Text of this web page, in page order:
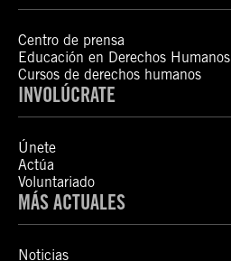
Centro de prensa
Educación en Derechos Humanos
Cursos de derechos humanos
INVOLÚCRATE
Únete
Actúa
Voluntariado
MÁS ACTUALES
Noticias